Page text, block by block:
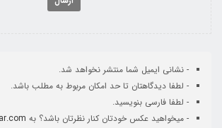
- نشانی ایمیل شما منتشر نخواهد شد.
- لطفا دیدگاهتان تا حد امکان مربوط به مطلب باشد.
- لطفا فارسی بنویسید.
- میخواهید عکس خودتان کنار نظرتان باشد؟ به